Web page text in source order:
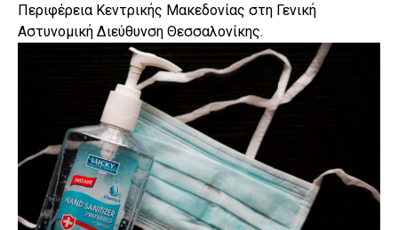
Περιφέρεια Κεντρικής Μακεδονίας στη Γενική
Αστυνομική Διεύθυνση Θεσσαλονίκης.